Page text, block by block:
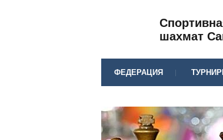
шахмат
ФЕДЕРАЦИЯ